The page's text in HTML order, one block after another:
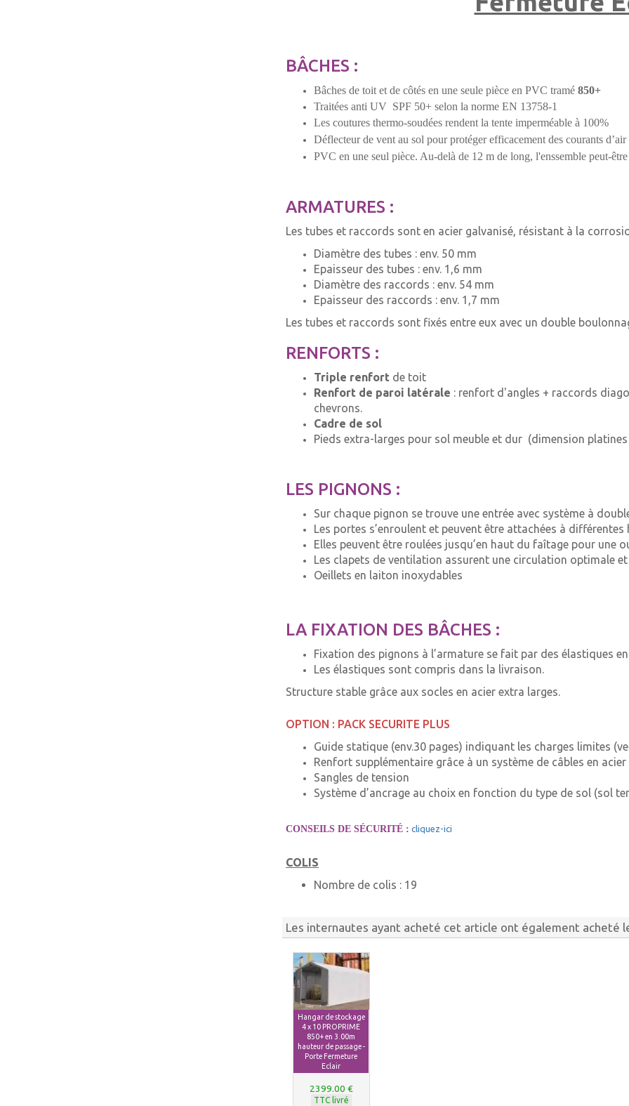
BÂCHES :
Bâches de toit et de côtés en une seule pièce en PVC tramé 850+
Traitées anti UV SPF 50+ selon la norme EN 13758-1
Les coutures thermo-soudées rendent la tente imperméable à 100%
Déflecteur de vent au sol pour protéger efficacement des courants
PVC en une seul pièce. Au-delà de 12 m de long, l'enssemble peut-
ARMATURES :
Les tubes et raccords sont en acier galvanisé, résistant à la
Diamètre des tubes : env. 50 mm
Epaisseur des tubes : env. 1,6 mm
Diamètre des raccords : env. 54 mm
Epaisseur des raccords : env. 1,7 mm
Les tubes et raccords sont fixés entre eux avec un double
RENFORTS :
Triple renfort de toit
Renfort de paroi latérale : renfort d'angles + raccords
chevrons.
Cadre de sol
Pieds extra-larges pour sol meuble et dur (dimension platines
LES PIGNONS :
Sur chaque pignon se trouve une entrée avec système à
Les portes s’enroulent et peuvent être attachées à différentes
Elles peuvent être roulées jusqu’en haut du faîtage pour une
Les clapets de ventilation assurent une circulation optimale
Oeillets en laiton inoxydables
LA FIXATION DES BÂCHES :
Fixation des pignons à l’armature se fait par des élastiques
Les élastiques sont compris dans la livraison.
Structure stable grâce aux socles en acier extra larges.
OPTION : PACK SECURITE PLUS
Guide statique (env.30 pages) indiquant les charges limites
Renfort supplémentaire grâce à un système de câbles en acier
Sangles de tension
Système d’ancrage au choix en fonction du type de sol (sol
CONSEILS DE SÉCURITÉ : cliquez-ici
COLIS
Nombre de colis : 19
Les internautes ayant acheté cet article ont également acheté
Hangar de stockage
4 x 10 PROPRIME
850+ en 3.00m
hauteur de passage -
Porte Fermeture
Eclair
2399.00 €
TTC livré